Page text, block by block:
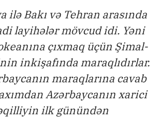
ilə Bakı və Tehran arasında
layihələr mövcud idi. Yəni
çıxmaq üçün Şimal-
inkişafında maraqlıdırlar.
maraqlarına cavab
Azərbaycanın xarici
ilk günündən